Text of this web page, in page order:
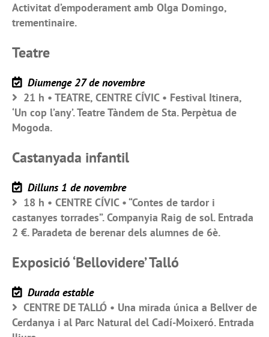
Activitat d’empoderament amb Olga Domingo,
trementinaire.
Teatre
Diumenge 27 de novembre
21 h • TEATRE, CENTRE CÍVIC • Festival Itinera,
‘Un cop l’any’. Teatre Tàndem de Sta. Perpètua de
Mogoda.
Castanyada infantil
Dilluns 1 de novembre
18 h • CENTRE CÍVIC • “Contes de tardor i
castanyes torrades”. Companyia Raig de sol. Entrada
2 €. Paradeta de berenar dels alumnes de 6è.
Exposició ‘Bellovidere’ Talló
Durada estable
CENTRE DE TALLÓ • Una mirada única a Bellver de
Cerdanya i al Parc Natural del Cadí-Moixeró. Entrada